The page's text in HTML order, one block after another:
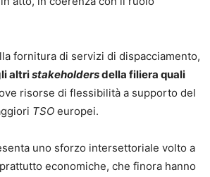
fornitura di servizi di dispacciamento,
altristakeholdersdella filiera quali
risorse di flessibilità a supporto del
TSO europei.
uno sforzo intersettoriale volto a
economiche, che finora hanno